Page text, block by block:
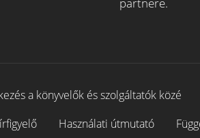
a könyvelők és szolgáltatók közé
Használati útmutató